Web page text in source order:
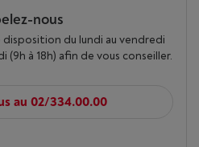
nous
du lundi au vendredi
(9h à 18h) afin de vous conseiller.
au 02/334.00.00